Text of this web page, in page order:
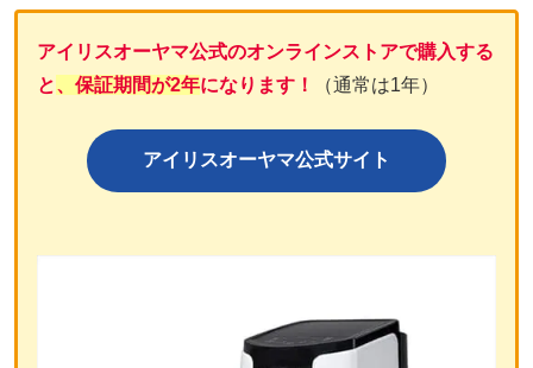
アイリスオーヤマ公式のオンラインストアで購入する
と、保証期間が2年になります！ （通常は1年）
アイリスオーヤマ公式サイト